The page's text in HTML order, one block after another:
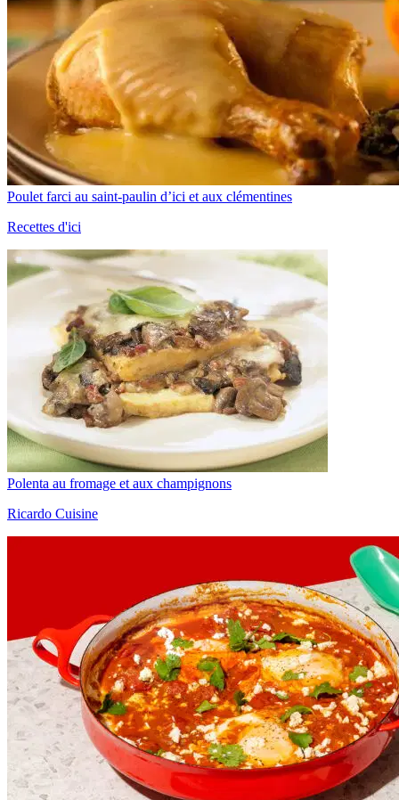
Poulet farci au saint-paulin d’ici et aux clémentines
Recettes d'ici
Polenta au fromage et aux champignons
Ricardo Cuisine